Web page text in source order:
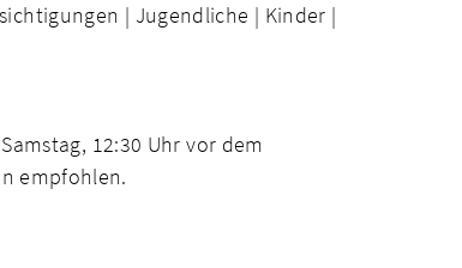
| Jugendliche | Kinder |
12:30 Uhr vor dem
empfohlen.